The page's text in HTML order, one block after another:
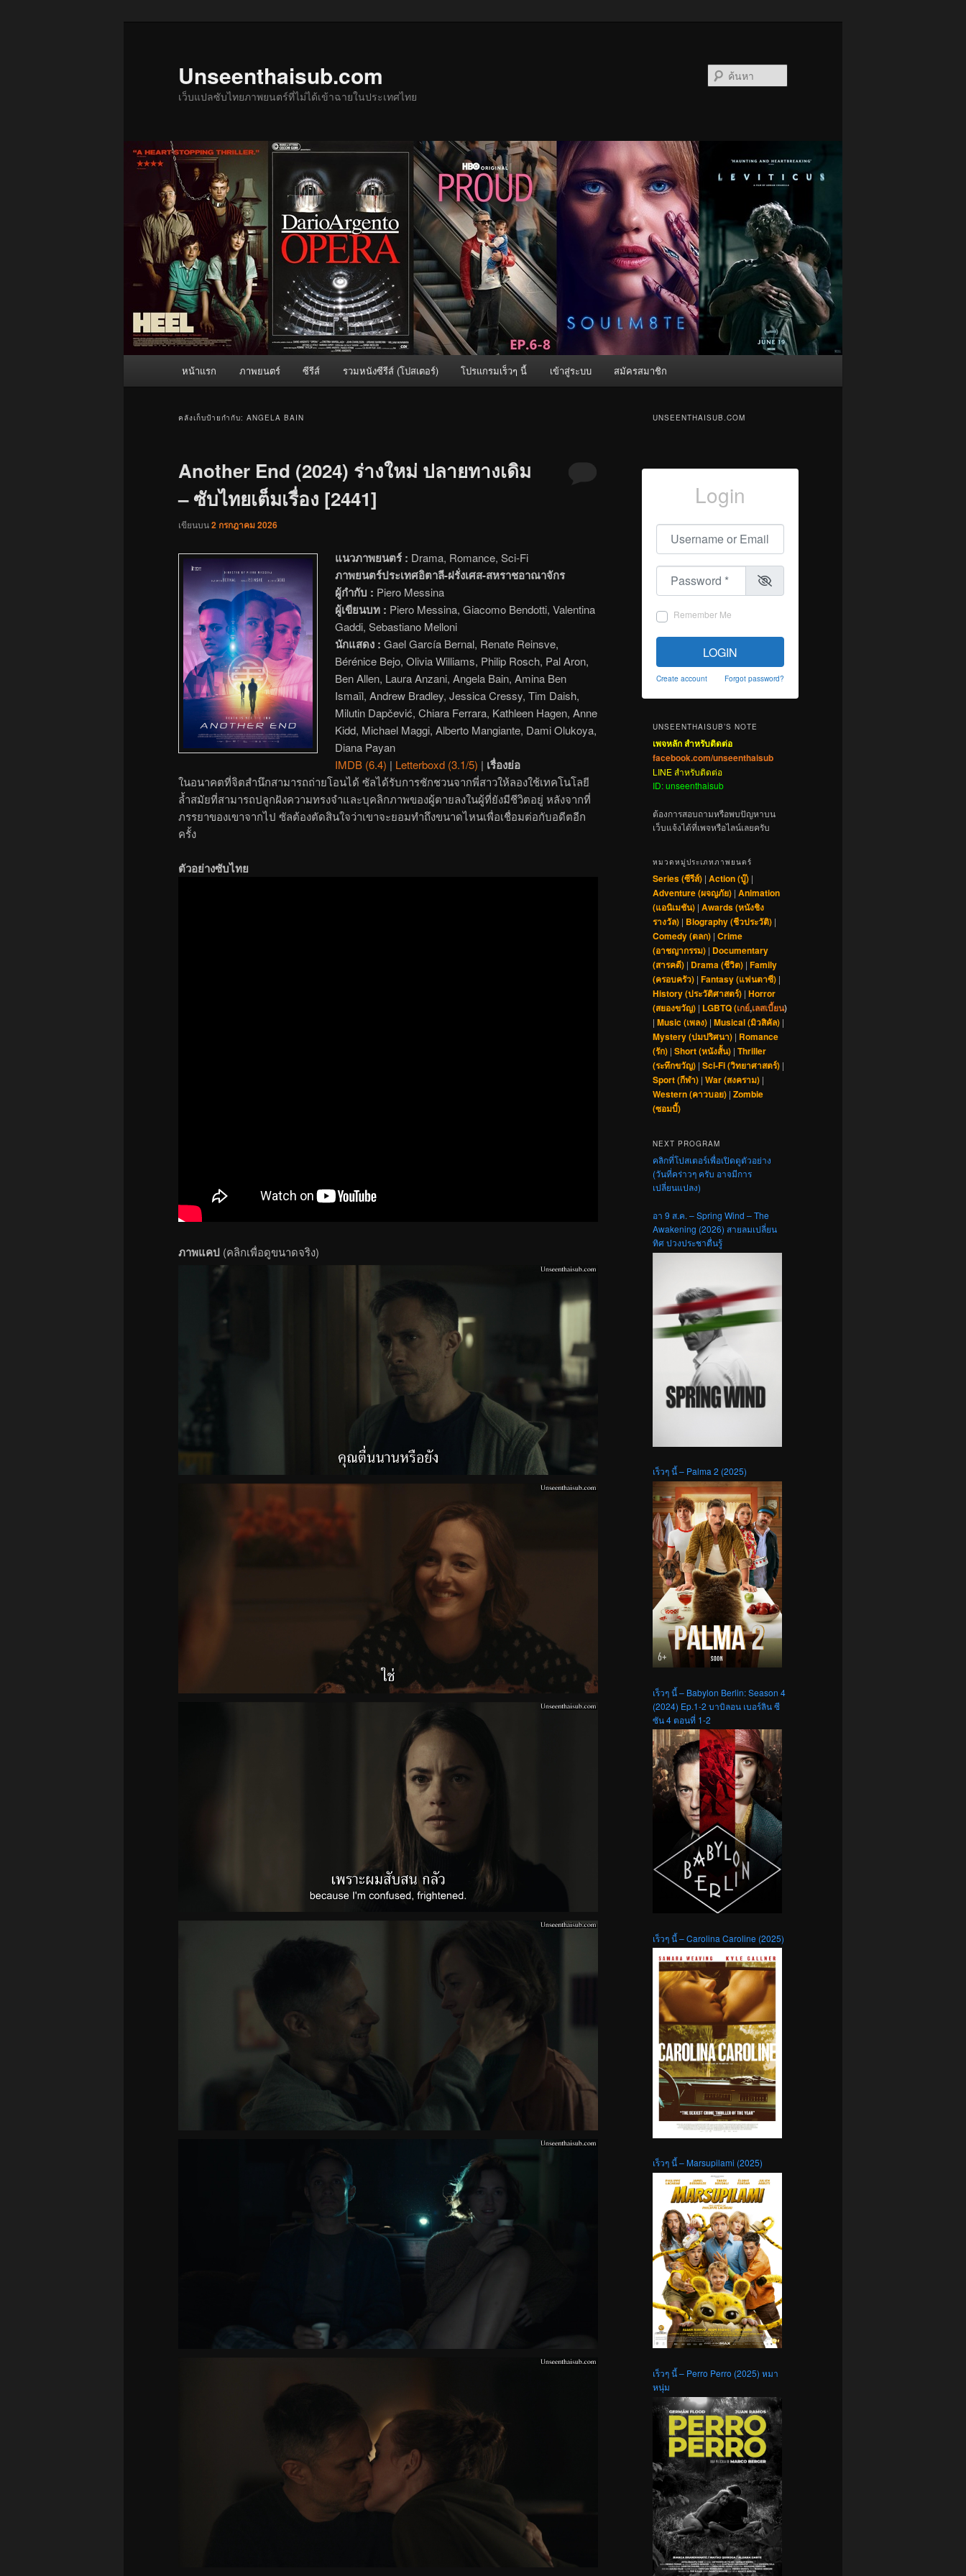
Unseenthaisub.com
เว็บแปลซับไทยภาพยนตร์ที่ไม่ได้เข้าฉายในประเทศไทย
หน้าแรก ภาพยนตร์ ซีรีส์ รวมหนังซีรีส์ (โปสเตอร์) โปรแกรมเร็วๆ นี้ เข้าสู่ระบบ สมัครสมาชิก
คลังเก็บป้ายกำกับ: ANGELA BAIN
Another End (2024) ร่างใหม่ ปลายทางเดิม
– ซับไทยเต็มเรื่อง [2441]
เขียนบน2 กรกฎาคม 2026
แนวภาพยนตร์ : Drama, Romance, Sci-Fi
ภาพยนตร์ประเทศอิตาลี-ฝรั่งเศส-สหราชอาณาจักร
ผู้กำกับ : Piero Messina
ผู้เขียนบท : Piero Messina, Giacomo Bendotti, Valentina
Gaddi, Sebastiano Melloni
นักแสดง : Gael García Bernal, Renate Reinsve,
Bérénice Bejo, Olivia Williams, Philip Rosch, Pal Aron,
Ben Allen, Laura Anzani, Angela Bain, Amina Ben
Ismaïl, Andrew Bradley, Jessica Cressy, Tim Daish,
Milutin Dapčević, Chiara Ferrara, Kathleen Hagen, Anne
Kidd, Michael Maggi, Alberto Mangiante, Dami Olukoya,
Diana Payan
IMDB (6.4) | Letterboxd (3.1/5) | เรื่องย่อ
ในอนาคตที่จิตสำนึกสามารถถ่ายโอนได้ ซัลได้รับการชักชวนจากพี่สาวให้ลองใช้เทคโนโลยี
ล้ำสมัยที่สามารถปลูกฝังความทรงจำและบุคลิกภาพของผู้ตายลงในผู้ที่ยังมีชีวิตอยู่ หลังจากที่
ภรรยาของเขาจากไป ซัลต้องตัดสินใจว่าเขาจะยอมทำถึงขนาดไหนเพื่อเชื่อมต่อกับอดีตอีก
ครั้ง
ตัวอย่างซับไทย
ภาพแคป (คลิกเพื่อดูขนาดจริง)
UNSEENTHAISUB.COM
Login
Username or Email
Password
Remember Me
LOGIN
Create account Forgot password?
UNSEENTHAISUB’S NOTE
เพจหลัก สำหรับติดต่อ
facebook.com/unseenthaisub
LINE สำหรับติดต่อ
ID: unseenthaisub
ต้องการสอบถามหรือพบปัญหาบน
เว็บแจ้งได้ที่เพจหรือไลน์เลยครับ
หมวดหมู่ประเภทภาพยนตร์
Series (ซีรีส์) | Action (บู๊) |
Adventure (ผจญภัย) | Animation
(แอนิเมชัน) | Awards (หนังชิง
รางวัล) | Biography (ชีวประวัติ) |
Comedy (ตลก) | Crime
(อาชญากรรม) | Documentary
(สารคดี) | Drama (ชีวิต) | Family
(ครอบครัว) | Fantasy (แฟนตาซี) |
History (ประวัติศาสตร์) | Horror
(สยองขวัญ) | LGBTQ (เกย์,เลสเบี้ยน)
| Music (เพลง) | Musical (มิวสิคัล) |
Mystery (ปมปริศนา) | Romance
(รัก) | Short (หนังสั้น) | Thriller
(ระทึกขวัญ) | Sci-Fi (วิทยาศาสตร์) |
Sport (กีฬา) | War (สงคราม) |
Western (คาวบอย) | Zombie
(ซอมบี้)
NEXT PROGRAM
คลิกที่โปสเตอร์เพื่อเปิดดูตัวอย่าง
(วันที่คร่าวๆ ครับ อาจมีการ
เปลี่ยนแปลง)
อา 9 ส.ค. – Spring Wind – The
Awakening (2026) สายลมเปลี่ยน
ทิศ ปวงประชาตื่นรู้
เร็วๆ นี้ – Palma 2 (2025)
เร็วๆ นี้ – Babylon Berlin: Season 4
(2024) Ep.1-2 บาบิลอน เบอร์ลิน ซี
ซัน 4 ตอนที่ 1-2
เร็วๆ นี้ – Carolina Caroline (2025)
เร็วๆ นี้ – Marsupilami (2025)
เร็วๆ นี้ – Perro Perro (2025) หมา
หนุ่ม